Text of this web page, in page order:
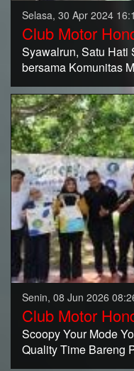
Selasa, 30 Apr 2024
Club Motor
Syawalrun, Satu Hati
bersama Komunitas
Senin, 08 Jun 2026
Club Motor
Scoopy Your Mode
Quality Time Bareng